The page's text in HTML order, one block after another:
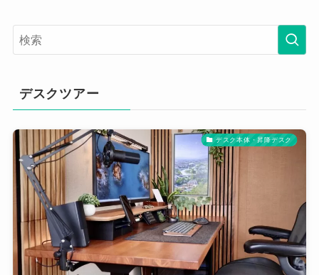
デスクツアー
デスク本体・昇降デスク